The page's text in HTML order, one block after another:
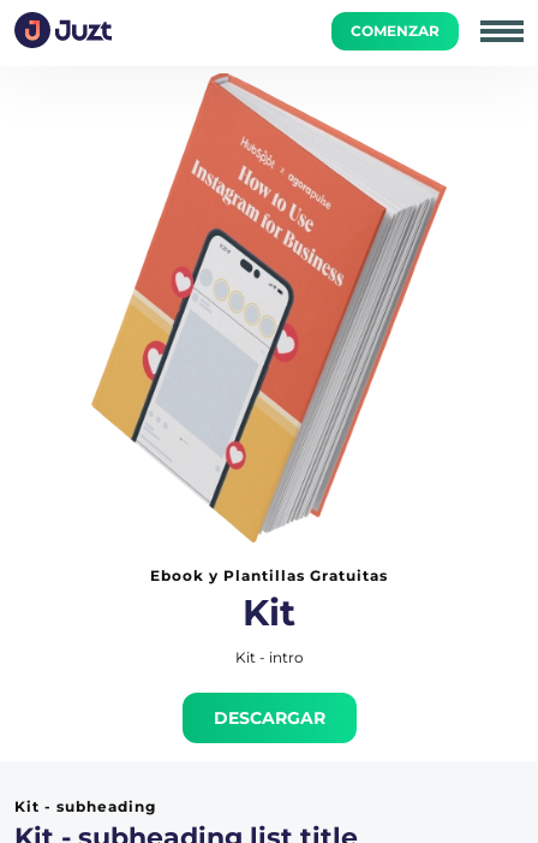
COMENZAR
Inicio Academia
Ebook y Plantillas Gratuitas
Kit
Kit - intro
DESCARGAR
Kit - subheading